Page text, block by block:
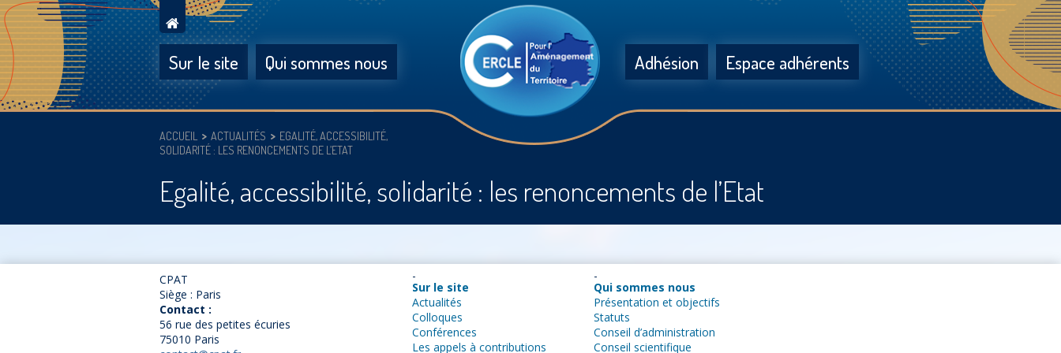
Sur le site Qui sommes nous Adhésion Espace adhérents
ACCUEIL ACTUALITÉS
EGALITÉ, ACCESSIBILITÉ,
SOLIDARITÉ : LES RENONCEMENTS DE L’ETAT
Egalité, accessibilité, solidarité : les renoncements de l’Etat
CPAT
Siège : Paris
Contact :
56 rue des petites écuries
75010 Paris
Sur le site
Actualités
Colloques
Conférences
Les appels à contributions
Qui sommes nous
Présentation et objectifs
Statuts
Conseil d’administration
Conseil scientifique